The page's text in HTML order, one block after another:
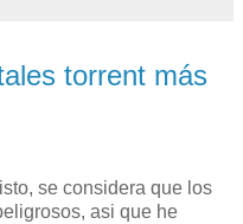
torrent más
se considera que los
asi que he